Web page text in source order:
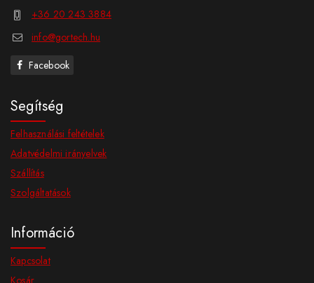
+36 20 243 3884
info@gortech.hu
Facebook
Segítség
Felhasználási feltételek
Adatvédelmi irányelvek
Szállítás
Szolgáltatások
Információ
Kapcsolat